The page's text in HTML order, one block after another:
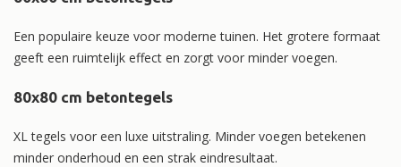
Een populaire keuze voor moderne tuinen. Het grotere formaat
geeft een ruimtelijk effect en zorgt voor minder voegen.
80x80 cm betontegels
XL tegels voor een luxe uitstraling. Minder voegen betekenen
minder onderhoud en een strak eindresultaat.